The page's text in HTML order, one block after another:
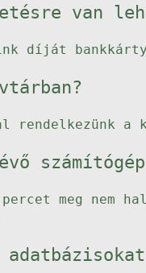
van
díját
rendelkezünk a
meg nem